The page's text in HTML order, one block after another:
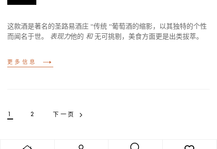
这款酒是著名的圣路易酒庄 "传统 "葡萄酒的缩影，以其独特的个性
而闻名于世。 表现力他的 和无可挑剔，美食方面更是出类拔萃。
更多信息
1 2 下一页